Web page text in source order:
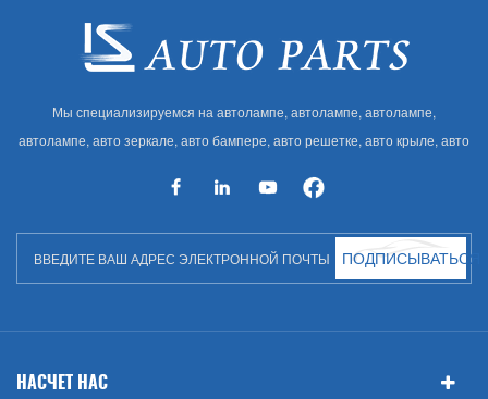
Мы специализируемся на автолампе, автолампе, автолампе,
автолампе, авто зеркале, авто бампере, авто решетке, авто крыле, авто
автозапчастей для Audi, VW, Benz, BMW
ПОДПИСЫВАТЬСЯ
НАСЧЕТ НАС